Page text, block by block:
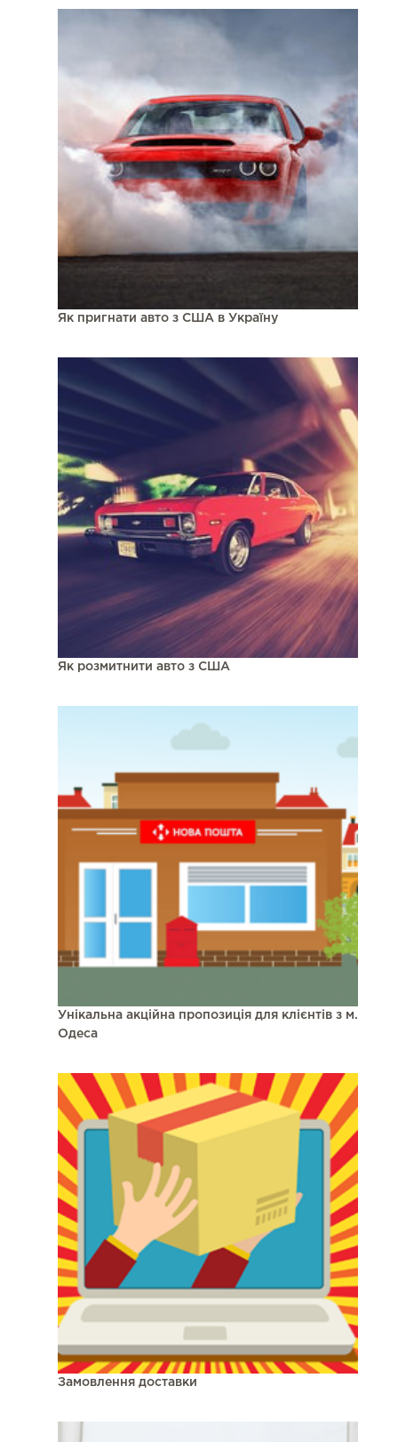
Як пригнати авто з США в Україну
Як розмитнити авто з США
Унікальна акційна пропозиція для клієнтів з м.
Одеса
Замовлення доставки